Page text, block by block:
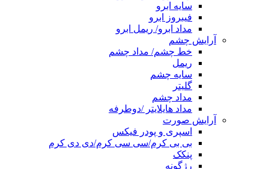
سایه ابرو
فیبروز ابرو
مداد ابرو/ ریمل ابرو
آرایش چشم
خط چشم/ مداد چشم
ریمل
سایه چشم
گلیتر
مداد چشم
مداد هایلایتر /دوطرفه
آرایش صورت
اسپری و پودر فیکس
بی بی کرم/سی سی کرم/دی دی کرم
پنکک
رژگونه